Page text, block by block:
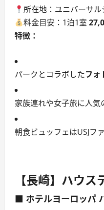
所在地：ユニバーサル
料金目安：1泊1室
特徴：
パークとコラボしたフォ
家族連れや女子旅に人気
朝食ビュッフェはUSJフ
【長崎】ハウ
■ ホテルヨーロッパ